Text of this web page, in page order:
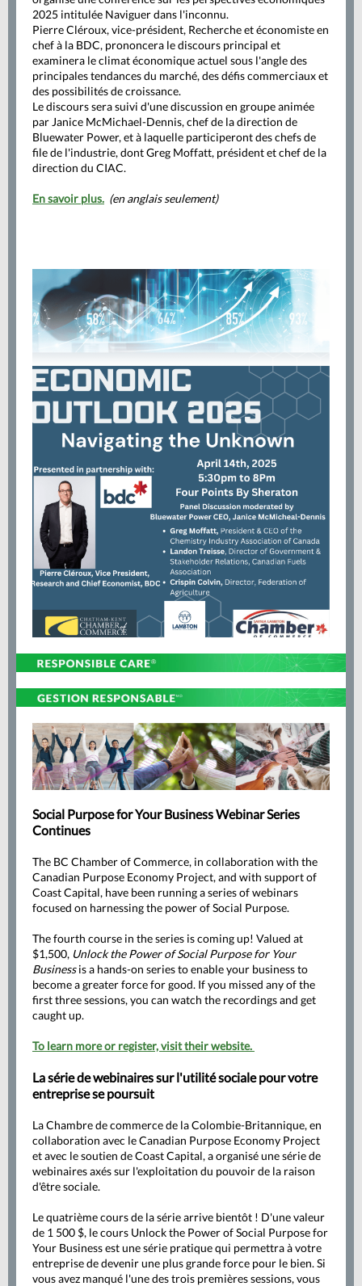
2025 intitulée Naviguer dans l'inconnu.
Pierre Cléroux, vice-président, Recherche et économiste en
chef à la BDC, prononcera le discours principal et
examinera le climat économique actuel sous l'angle des
principales tendances du marché, des défis commerciaux et
des possibilités de croissance.
Le discours sera suivi d'une discussion en groupe animée
par Janice McMichael-Dennis, chef de la direction de
Bluewater Power, et à laquelle participeront des chefs de
file de l'industrie, dont Greg Moffatt, président et chef de la
direction du CIAC.
En savoir plus. (en anglais seulement)
Social Purpose for Your Business Webinar Series
Continues
The BC Chamber of Commerce, in collaboration with the
Canadian Purpose Economy Project, and with support of
Coast Capital, have been running a series of webinars
focused on harnessing the power of Social Purpose.
The fourth course in the series is coming up! Valued at
$1,500, Unlock the Power of Social Purpose for Your
Businessis a hands-on series to enable your business to
become a greater force for good. If you missed any of the
first three sessions, you can watch the recordingsand get
caught up.
To learn more or register, visit their website.
La série de webinaires sur l'utilité sociale pour votre
entreprise se poursuit
La Chambre de commerce de la Colombie-Britannique, en
collaboration avec le Canadian Purpose Economy Project
et avec le soutien de Coast Capital, a organisé une série de
webinaires axés sur l'exploitation du pouvoir de la raison
d'être sociale.
Le quatrième cours de la série arrive bientôt ! D'une valeur
de 1 500 $, le cours Unlock the Power of Social Purpose for
Your Business est une série pratique qui permettra à votre
entreprise de devenir une plus grande force pour le bien. Si
vous avez manqué l'une des trois premières sessions, vous